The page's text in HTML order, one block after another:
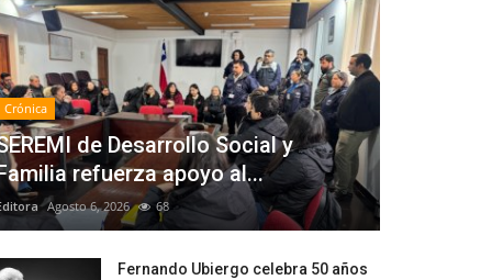
Crónica
de Desarrollo Social y
refuerza apoyo al...
Agosto 6, 2026 68
Fernando Ubiergo celebra 50 años